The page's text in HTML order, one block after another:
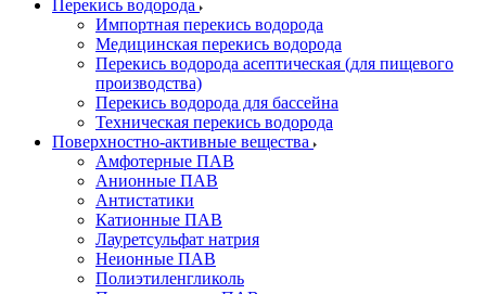
Перекись водорода
Импортная перекись водорода
Медицинская перекись водорода
Перекись водорода асептическая (для пищевого
производства)
Перекись водорода для бассейна
Техническая перекись водорода
Поверхностно-активные вещества
Амфотерные ПАВ
Анионные ПАВ
Антистатики
Катионные ПАВ
Лауретсульфат натрия
Неионные ПАВ
Полиэтиленгликоль